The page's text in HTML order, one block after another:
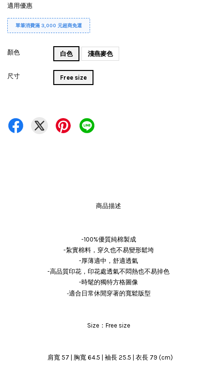
適用優惠
單筆消費滿 3,000 元超商免運
顏色 白色 淺燕麥色
尺寸 Free size
商品描述
-100%優質純棉製成
-紮實棉料，穿久也不易變形鬆垮
-厚薄適中，舒適透氣
-高品質印花，印花處透氣不悶熱也不易掉色
-時髦的獨特方格圖像
-適合日常休閒穿著的寬鬆版型
Size：Free size
肩寬 57 | 胸寬 64.5 | 袖長 25.5 | 衣長 79 (cm)